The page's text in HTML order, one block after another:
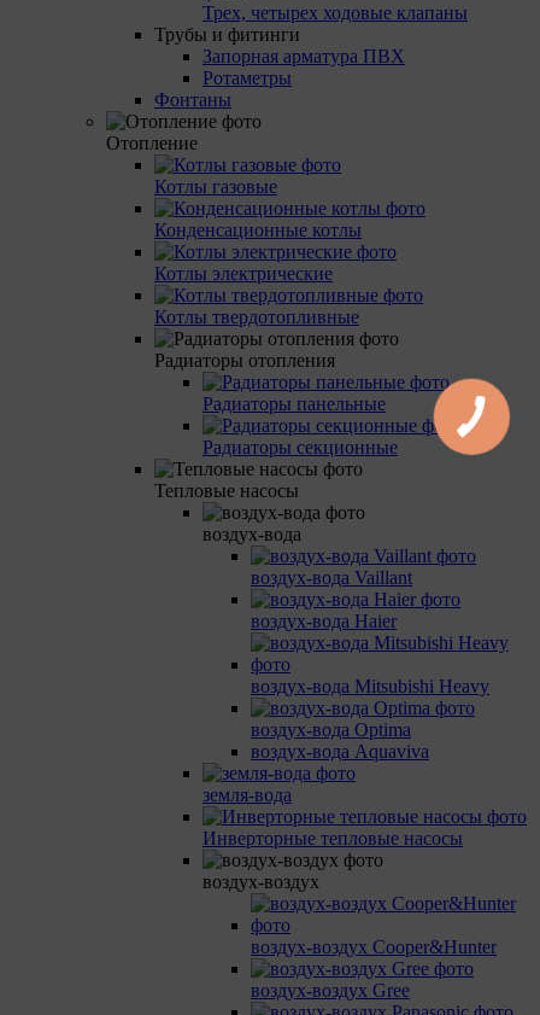
Трех, четырех ходовые клапаны
Трубы и фитинги
Запорная арматура ПВХ
Ротаметры
Фонтаны
Отопление
Котлы газовые
Конденсационные котлы
Котлы электрические
Котлы твердотопливные
Радиаторы отопления
Радиаторы панельные
Радиаторы секционные
Тепловые насосы
воздух-вода
воздух-вода Vaillant
воздух-вода Haier
воздух-вода Mitsubishi Heavy
воздух-вода Optima
воздух-вода Aquaviva
земля-вода
Инверторные тепловые насосы
воздух-воздух
воздух-воздух Cooper&Hunter
воздух-воздух Gree